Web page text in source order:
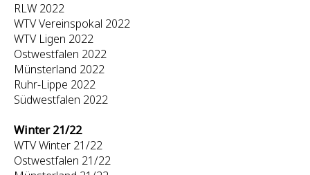
RLW 2022
WTV Vereinspokal 2022
WTV Ligen 2022
Ostwestfalen 2022
Münsterland 2022
Ruhr-Lippe 2022
Südwestfalen 2022
Winter 21/22
WTV Winter 21/22
Ostwestfalen 21/22